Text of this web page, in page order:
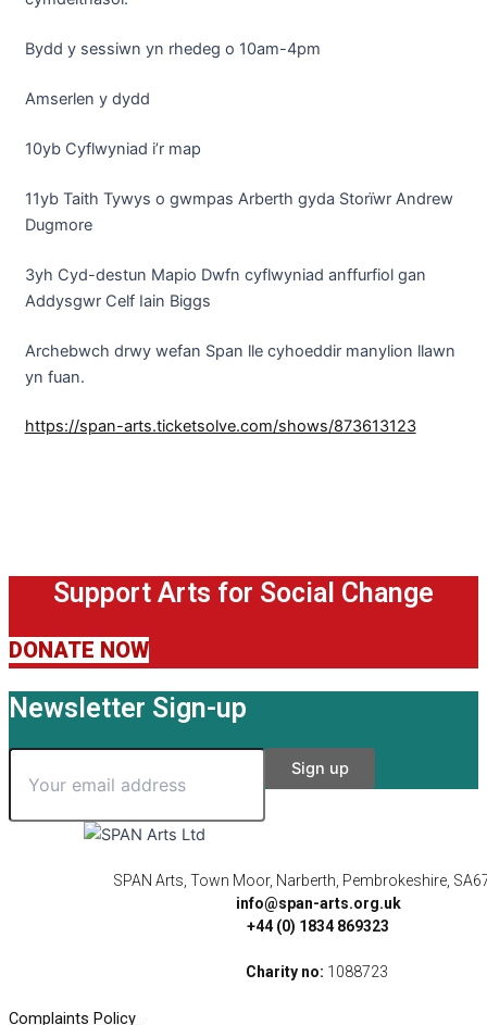
Bydd y sessiwn yn rhedeg o 10am-4pm
Amserlen y dydd
10yb Cyflwyniad i’r map
11yb Taith Tywys o gwmpas Arberth gyda Storïwr Andrew
Dugmore
3yh Cyd-destun Mapio Dwfn cyflwyniad anffurfiol gan
Addysgwr Celf Iain Biggs
Archebwch drwy wefan Span lle cyhoeddir manylion llawn
yn fuan.
https://span-arts.ticketsolve.com/shows/873613123
Support Arts for Social Change
DONATE NOW
Newsletter Sign-up
SPAN Arts, Town Moor, Narberth, Pembrokeshire,
info@span-arts.org.uk
+44 (0) 1834 869323
Charity no: 1088723
Complaints Policy